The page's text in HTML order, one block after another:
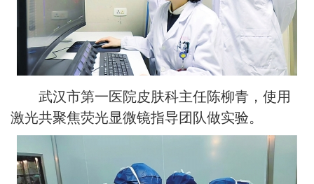
武汉市第一医院皮肤科主任陈柳青，使用
激光共聚焦荧光显微镜指导团队做实验。